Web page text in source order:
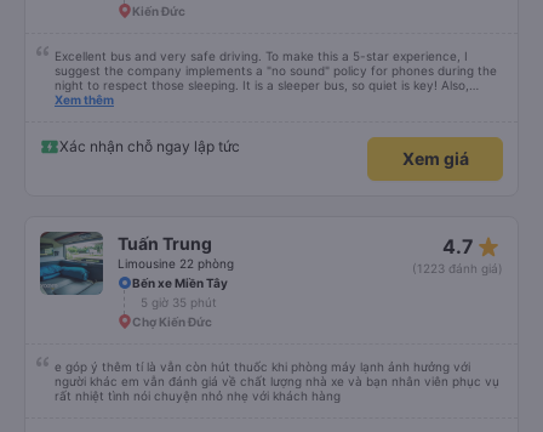
Kiến Đức
Excellent bus and very safe driving. To make this a 5-star experience, I
suggest the company implements a "no sound" policy for phones during the
night to respect those sleeping. It is a sleeper bus, so quiet is key! Also,
please display the Wi-Fi password clearly inside the cabin for convenience. I
quy định rõ ràng về việc giữ im lặng (tắt âm thanh điện thoại) vào ban đêm
để tránh làm phiền hành khách khác ngủ. Ngoài ra, nhà xe nên dán sẵn mật
khẩu Wi-Fi trong xe để hành khách dễ dàng sử dụng. Tôi vẫn sẽ tiếp tục ủng
Xem thêm
Xác nhận chỗ ngay lập tức
Xem giá
Tuấn Trung
Limousine 22 phòng
4.7 star_rate
(1223 đánh giá)
Bến xe Miền Tây
5 giờ 35 phút
Chợ Kiến Đức
e góp ý thêm tí là vẫn còn hút thuốc khi phòng máy lạnh ảnh hưởng với
người khác em vẫn đánh giá về chất lượng nhà xe và bạn nhân viên phục vụ
rất nhiệt tình nói chuyện nhỏ nhẹ với khách hàng